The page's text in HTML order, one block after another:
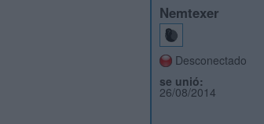
Nemtexer
Desconectado
se unió:
26/08/2014